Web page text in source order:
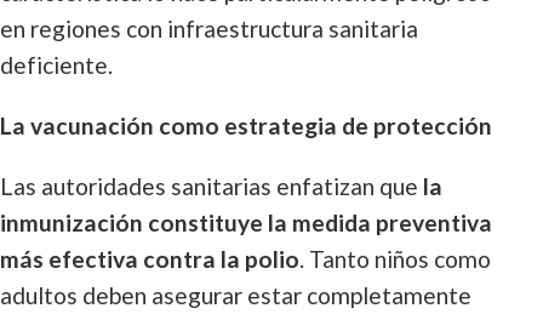
en regiones con infraestructura sanitaria
deficiente.
La vacunación como estrategia de protección
Las autoridades sanitarias enfatizan que la
inmunización constituye la medida preventiva
más efectiva contra la polio. Tanto niños como
adultos deben asegurar estar completamente